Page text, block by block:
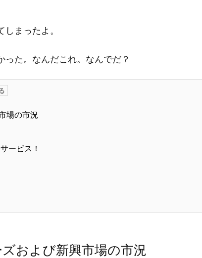
まったよ。
た。なんだこれ。なんでだ？
場の市況
ービス！
および新興市場の市況